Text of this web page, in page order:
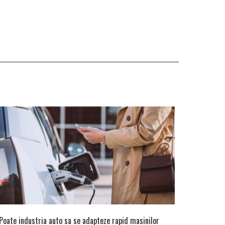
industria auto sa se adapteze rapid masinilor